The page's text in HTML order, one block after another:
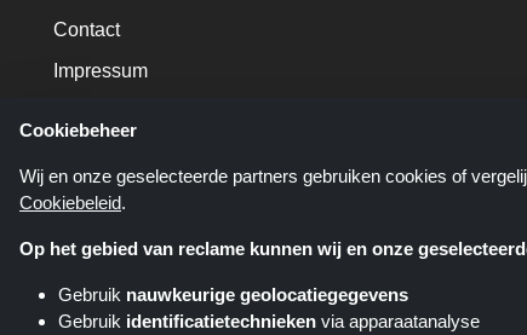
Contact
Impressum
Cookiebeheer
Wij en onze geselecteerde partners gebruiken cookies of
Cookiebeleid.
Op het gebied van reclame kunnen wij en onze
Gebruik nauwkeurige geolocatiegegevens
Gebruik identificatietechnieken via apparaatanalyse